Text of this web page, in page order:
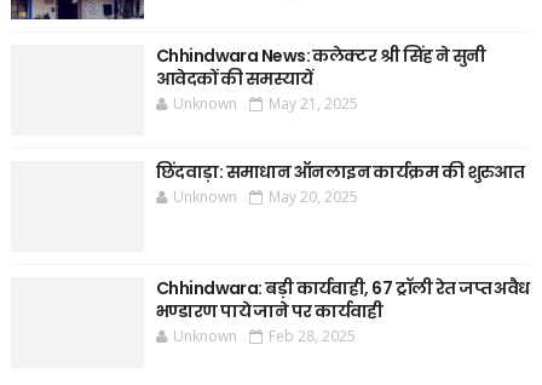
Chhindwara News: कलेक्टर श्री सिंह ने सुनी
आवेदकों की समस्यायें
Unknown May 21, 2025
छिंदवाड़ा: समाधान ऑनलाइन कार्यक्रम की शुरुआत
Unknown May 20, 2025
Chhindwara: बड़ी कार्यवाही, 67 ट्रॉली रेत जप्त अवैध
भण्डारण पाये जाने पर कार्यवाही
Unknown Feb 28, 2025